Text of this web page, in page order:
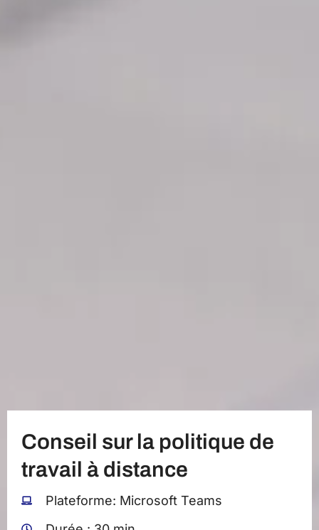
Conseil sur la politique de
travail à distance
Plateforme: Microsoft Teams